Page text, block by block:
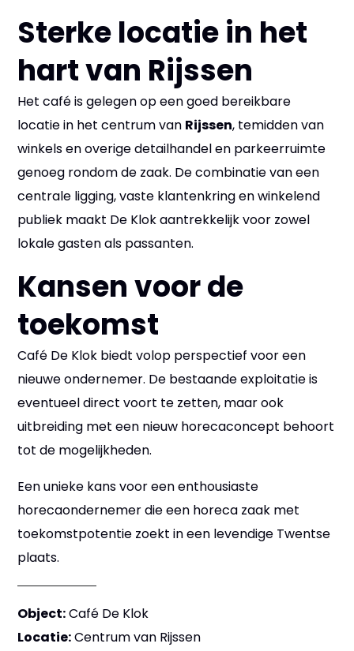
Sterke locatie in het
hart van Rijssen
Het café is gelegen op een goed bereikbare
locatie in het centrum van Rijssen, temidden van
winkels en overige detailhandel en parkeerruimte
genoeg rondom de zaak. De combinatie van een
centrale ligging, vaste klantenkring en winkelend
publiek maakt De Klok aantrekkelijk voor zowel
lokale gasten als passanten.
Kansen voor de
toekomst
Café De Klok biedt volop perspectief voor een
nieuwe ondernemer. De bestaande exploitatie is
eventueel direct voort te zetten, maar ook
uitbreiding met een nieuw horecaconcept behoort
tot de mogelijkheden.
Een unieke kans voor een enthousiaste
horecaondernemer die een horeca zaak met
toekomstpotentie zoekt in een levendige Twentse
plaats.
Object:Café De Klok
Locatie:Centrum van Rijssen